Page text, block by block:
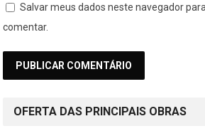
Salvar meus dados neste navegador
comentar.
OFERTA DAS PRINCIPAIS OBRAS